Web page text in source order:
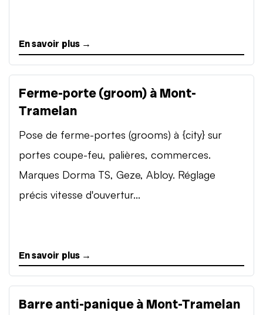
En savoir plus →
Ferme-porte (groom) à Mont-
Tramelan
Pose de ferme-portes (grooms) à {city} sur
portes coupe-feu, palières, commerces.
Marques Dorma TS, Geze, Abloy. Réglage
précis vitesse d'ouvertur...
En savoir plus →
Barre anti-panique à Mont-Tramelan